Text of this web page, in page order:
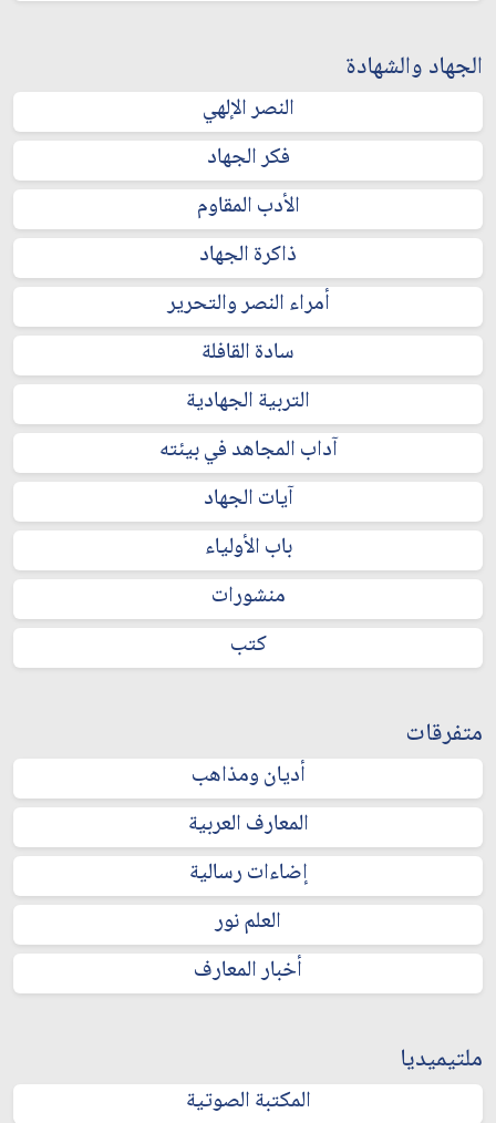
الجهاد والشهادة
النصر الإلهي
فكر الجهاد
الأدب المقاوم
ذاكرة الجهاد
أمراء النصر والتحرير
سادة القافلة
التربية الجهادية
آداب المجاهد في بيئته
آيات الجهاد
باب الأولياء
منشورات
كتب
متفرقات
أديان ومذاهب
المعارف العربية
إضاءات رسالية
العلم نور
أخبار المعارف
ملتيميديا
المكتبة الصوتية